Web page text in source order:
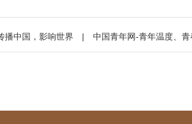
播中国，影响世界 | 中国青年网-青年温度、